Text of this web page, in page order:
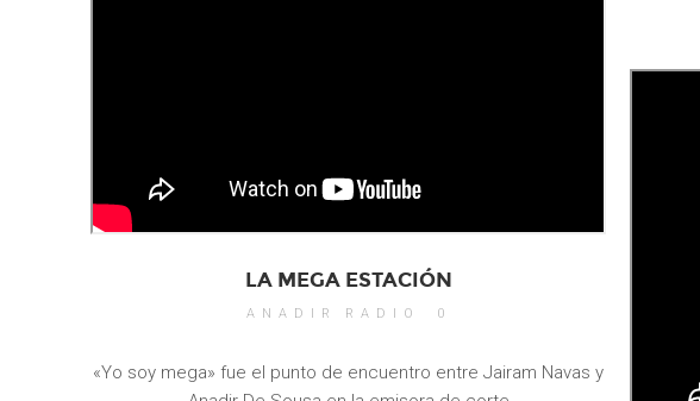
LA MEGA ESTACIÓN
ANADIR RADIO 0
«Yo soy mega» fue el punto de encuentro entre Jairam Navas y